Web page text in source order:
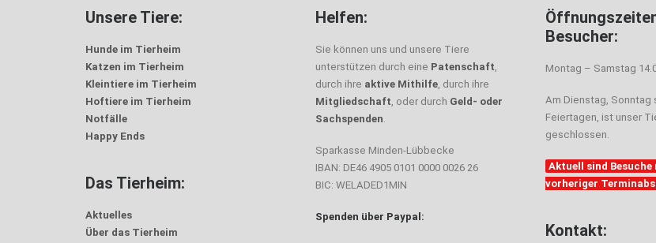
Unsere Tiere:
Hunde im Tierheim
Katzen im Tierheim
Kleintiere im Tierheim
Hoftiere im Tierheim
Notfälle
Happy Ends
Das Tierheim:
Aktuelles
Über das Tierheim
Helfen:
Sie können uns und unsere Tiere
unterstützen durch eine Patenschaft,
durch ihre aktive Mithilfe, durch ihre
Mitgliedschaft, oder durch Geld- oder
Sachspenden.
Sparkasse Minden-Lübbecke
IBAN: DE46 4905 0101 0000 0026 26
BIC: WELADED1MIN
Spenden über Paypal:
Besucher:
Montag – Samstag
Am Dienstag, Sonntag
Feiertagen, ist unser
geschlossen.
Aktuell sind Besuche
vorheriger
Kontakt: